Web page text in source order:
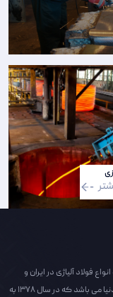
فولاد آلیاژی در ایران و
خاورمیانه و یکی از مدرنترین کارخانه های تولید فولاد آلیاژی دنیا می باشد که در سال 1378 به